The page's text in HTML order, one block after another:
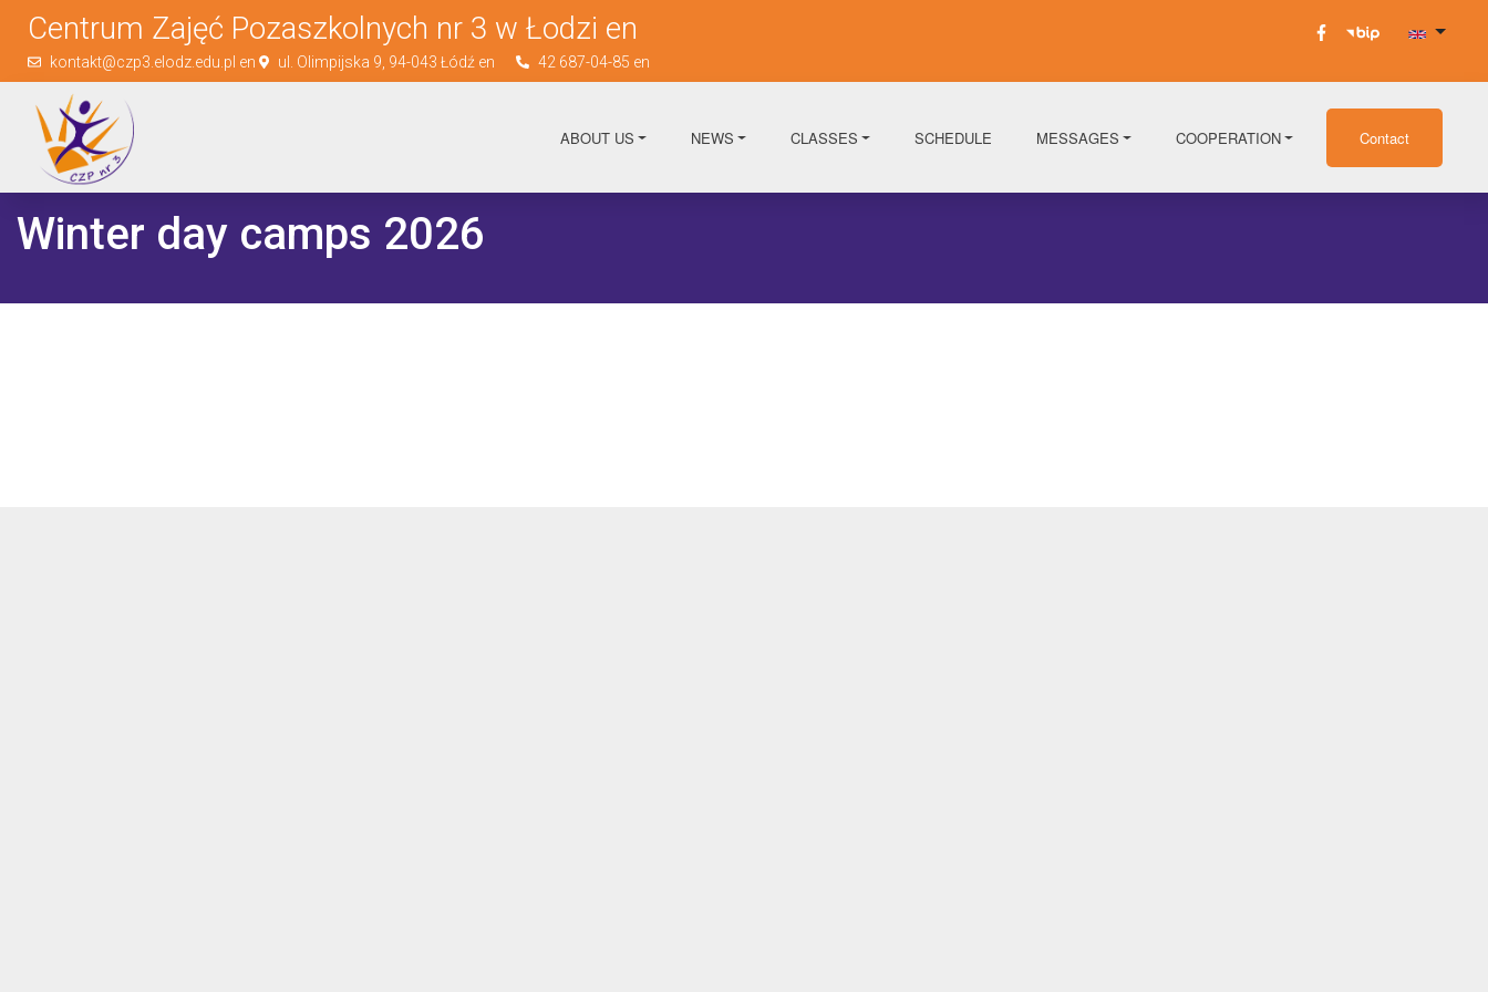
Centrum Zajęć Pozaszkolnych nr 3 w Łodzi en
kontakt@czp3.elodz.edu.pl en ul. Olimpijska 9, 94-043 Łódź en 42 687-04-85 en
ABOUT US NEWS CLASSES SCHEDULE MESSAGES COOPERATION Contact
Winter day camps 2026